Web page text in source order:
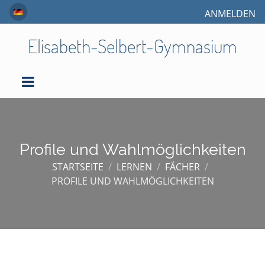
ANMELDEN
Elisabeth-Selbert-Gymnasium
Profile und Wahlmöglichkeiten
STARTSEITE / LERNEN / FÄCHER /
PROFILE UND WAHLMÖGLICHKEITEN